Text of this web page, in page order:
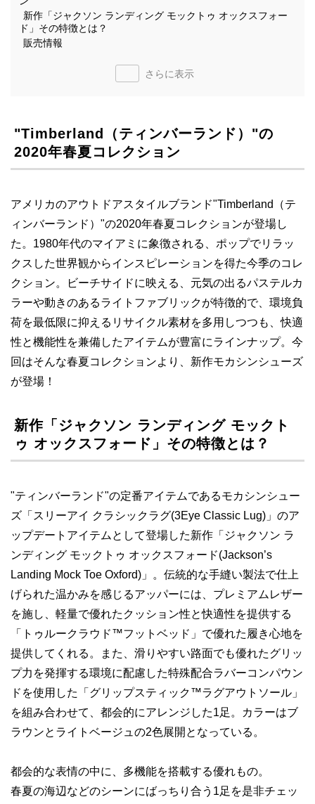
新作「ジャクソン ランディング モックトゥ オックスフォー
ド」その特徴とは？
販売情報
さらに表示
"Timberland（ティンバーランド）"の
2020年春夏コレクション
アメリカのアウトドアスタイルブランド"Timberland（テ
ィンバーランド）"の2020年春夏コレクションが登場し
た。1980年代のマイアミに象徴される、ポップでリラッ
クスした世界観からインスピレーションを得た今季のコレ
クション。ビーチサイドに映える、元気の出るパステルカ
ラーや動きのあるライトファブリックが特徴的で、環境負
荷を最低限に抑えるリサイクル素材を多用しつつも、快適
性と機能性を兼備したアイテムが豊富にラインナップ。今
回はそんな春夏コレクションより、新作モカシンシューズ
が登場！
新作「ジャクソン ランディング モックト
ゥ オックスフォード」その特徴とは？
"ティンバーランド"の定番アイテムであるモカシンシュー
ズ「スリーアイ クラシックラグ(3Eye Classic Lug)」のア
ップデートアイテムとして登場した新作「ジャクソン ラ
ンディング モックトゥ オックスフォード(Jackson’s
Landing Mock Toe Oxford)」。伝統的な手縫い製法で仕上
げられた温かみを感じるアッパーには、プレミアムレザー
を施し、軽量で優れたクッション性と快適性を提供する
「トゥルークラウド™フットベッド」で優れた履き心地を
提供してくれる。また、滑りやすい路面でも優れたグリッ
プ力を発揮する環境に配慮した特殊配合ラバーコンパウン
ドを使用した「グリップスティック™ラグアウトソール」
を組み合わせて、都会的にアレンジした1足。カラーはブ
ラウンとライトベージュの2色展開となっている。
都会的な表情の中に、多機能を搭載する優れもの。
春夏の海辺などのシーンにばっちり合う1足を是非チェッ